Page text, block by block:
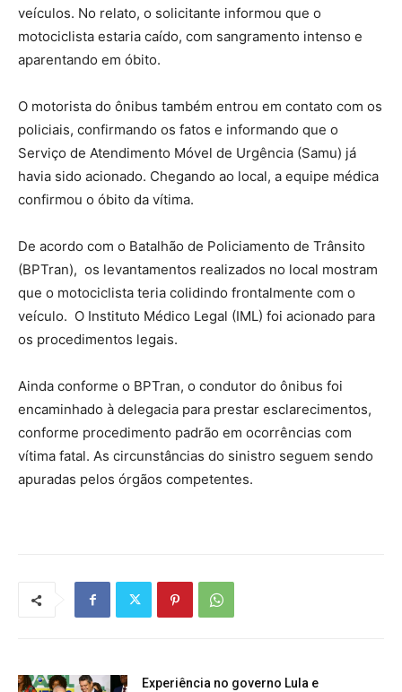
veículos. No relato, o solicitante informou que o
motociclista estaria caído, com sangramento intenso e
aparentando em óbito.
O motorista do ônibus também entrou em contato com os
policiais, confirmando os fatos e informando que o
Serviço de Atendimento Móvel de Urgência (Samu) já
havia sido acionado. Chegando ao local, a equipe médica
confirmou o óbito da vítima.
De acordo com o Batalhão de Policiamento de Trânsito
(BPTran), os levantamentos realizados no local mostram
que o motociclista teria colidindo frontalmente com o
veículo. O Instituto Médico Legal (IML) foi acionado para
os procedimentos legais.
Ainda conforme o BPTran, o condutor do ônibus foi
encaminhado à delegacia para prestar esclarecimentos,
conforme procedimento padrão em ocorrências com
vítima fatal. As circunstâncias do sinistro seguem sendo
apuradas pelos órgãos competentes.
Experiência no governo Lula e